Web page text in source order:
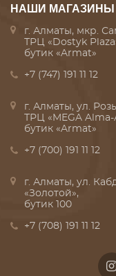
НАШИ МАГАЗИНЫ
г. Алматы, мкр.
ТРЦ «Dostyk
бутик «Armat»
+7 (747) 191 11 12
г. Алматы, ул.
ТРЦ «MEGA Alma-
бутик «Armat»
+7 (700) 191 11 12
г. Алматы, ул.
«Золотой»,
бутик 100
+7 (708) 191 11 12